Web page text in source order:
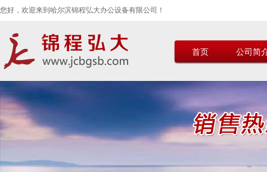
您好，欢迎来到哈尔滨锦程弘大办公设备有限公司！
首页 公司简